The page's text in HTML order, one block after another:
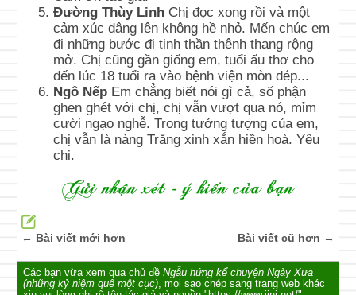
Đường Thùy Linh Chị đọc xong rồi và một
cảm xúc dâng lên không hề nhỏ. Mến chúc em
đi những bước đi tinh thần thênh thang rộng
mở. Chị cũng gần giống em, tuổi ấu thơ cho
đến lúc 18 tuổi ra vào bệnh viện mòn dép...
Ngô Nếp Em chẳng biết nói gì cả, số phận
ghen ghét với chị, chị vẫn vượt qua nó, mỉm
cười ngạo nghễ. Trong tưởng tượng của em,
chị vẫn là nàng Trăng xinh xắn hiền hoà. Yêu
chị.
← Bài viết mới hơn Bài viết cũ hơn →
Các bạn vừa xem qua chủ đềNgẫu hứng kể chuyện Ngày Xưa
(những kỷ niệm quê một cục), mọi sao chép sang trang web khác